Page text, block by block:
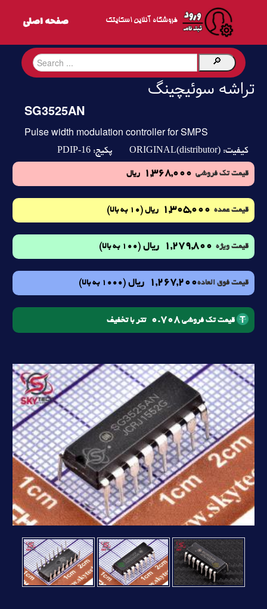
فروشگاه آنلاین اسکایتک
تراشه سوئیچینگ
SG3525AN
Pulse width modulation controller for SMPS
کیفیت: ORIGINAL(distributor) پکیج: PDIP-16
قیمت تک فروشی 1,368,000 ریال
قیمت عمده 1,305,000 ریال (10 به بالا)
قیمت ویژه 1,279,800 ریال (100 به بالا)
قیمت فوق العاده1,267,200 ریال (1000 به بالا)
قیمت تک فروشی 0.708 تتر با تخفیف